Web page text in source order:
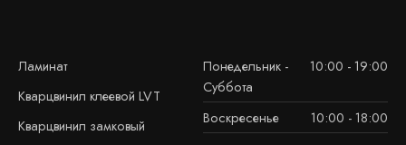
Ламинат
Кварцвинил клеевой LVT
Кварцвинил замковый
Понедельник -
Суббота
10:00 - 19:00
Воскресенье 10:00 - 18:00